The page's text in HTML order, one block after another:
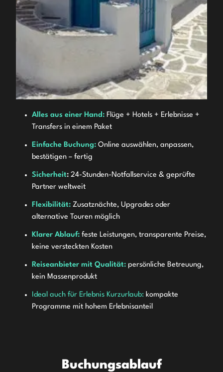
Alles aus einer Hand: Flüge + Hotels + Erlebnisse +
Transfers in einem Paket
Einfache Buchung: Online auswählen, anpassen,
bestätigen – fertig
Sicherheit: 24-Stunden-Notfallservice & geprüfte
Partner weltweit
Flexibilität: Zusatznächte, Upgrades oder
alternative Touren möglich
Klarer Ablauf: feste Leistungen, transparente Preise,
keine versteckten Kosten
Reiseanbieter mit Qualität: persönliche Betreuung,
kein Massenprodukt
Ideal auch für Erlebnis Kurzurlaub: kompakte
Programme mit hohem Erlebnisanteil
Buchungsablauf